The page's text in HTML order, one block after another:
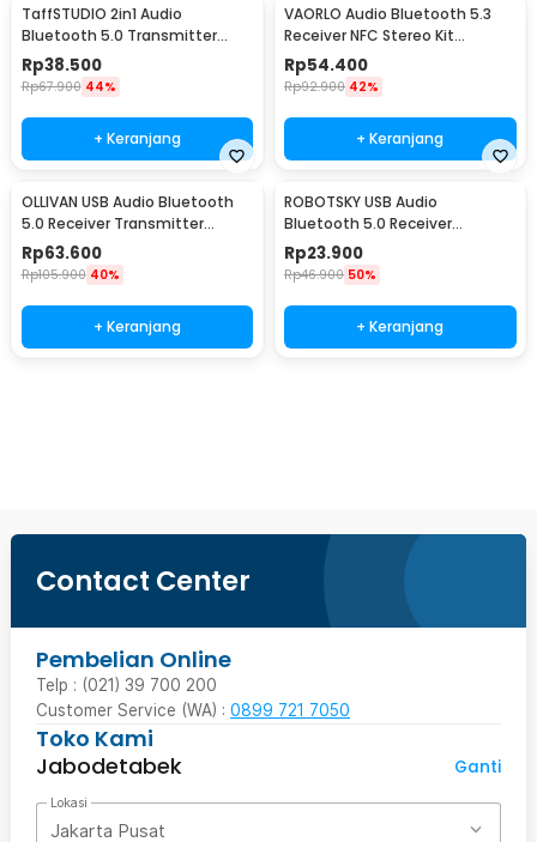
TaffSTUDIO 2in1 Audio
Bluetooth 5.0 Transmitter
Receiver 3.5mm - KN326
Rp38.500
Rp67.900 44%
+ Keranjang
VAORLO Audio Bluetooth 5.3
Receiver NFC Stereo Kit
Speaker AUX RCA USB - BT200
Rp54.400
Rp92.900 42%
+ Keranjang
OLLIVAN USB Audio Bluetooth
5.0 Receiver Transmitter
Display Adapter - T11
Rp63.600
Rp105.900 40%
+ Keranjang
ROBOTSKY USB Audio
Bluetooth 5.0 Receiver
Transmitter Adaptor - BT2105
Rp23.900
Rp46.900 50%
+ Keranjang
Contact Center
Pembelian Online
Telp : (021) 39 700 200
Customer Service (WA) : 0899 721 7050
Toko Kami
Jabodetabek
Ganti
Lokasi
Jakarta Pusat